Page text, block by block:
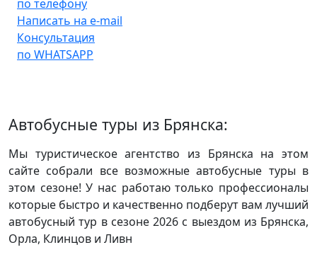
по телефону
Написать на e-mail
Консультация
по WHATSAPP
Автобусные туры из Брянска:
Мы туристическое агентство из Брянска на этом
сайте собрали все возможные автобусные туры в
этом сезоне! У нас работаю только профессионалы
которые быстро и качественно подберут вам лучший
автобусный тур в сезоне 2026 с выездом из Брянска,
Орла, Клинцов и Ливн